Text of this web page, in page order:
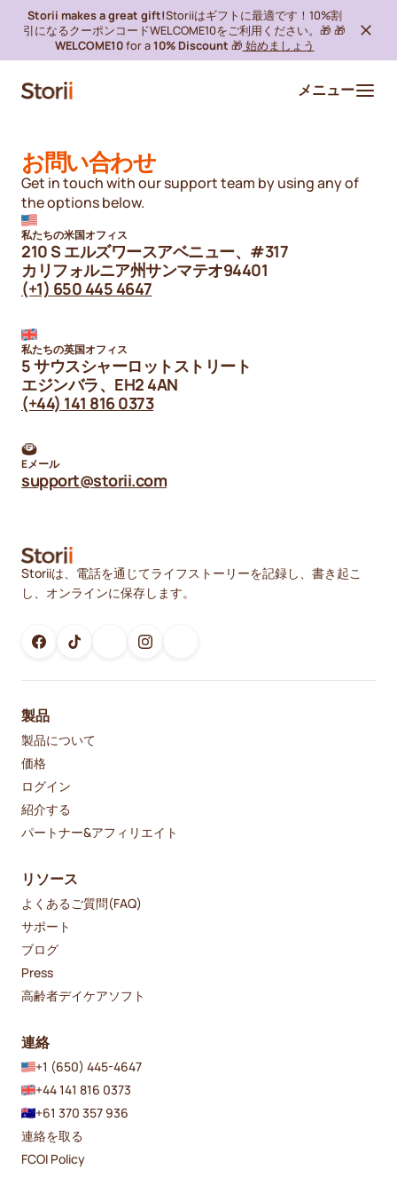
Storii makes a great gift!Storiiはギフトに最適です！10%割
引になるクーポンコードWELCOME10をご利用ください。🎁 🎁
WELCOME10for a10% Discount 🎁 始めましょう
メニュー
お問い合わせ
Get in touch with our support team by using any of
the options below.
私たちの米国オフィス
210 S エルズワースアベニュー、#317
カリフォルニア州サンマテオ94401
(+1) 650 445 4647
私たちの英国オフィス
5 サウスシャーロットストリート
エジンバラ、EH2 4AN
(+44) 141 816 0373
Eメール
support@storii.com
Storiiは、電話を通じてライフストーリーを記録し、書き起こ
し、オンラインに保存します。
製品
製品について
価格
ログイン
紹介する
パートナー&アフィリエイト
リソース
よくあるご質問(FAQ)
サポート
ブログ
Press
高齢者デイケアソフト
連絡
+1 (650) 445-4647
+44 141 816 0373
+61 370 357 936
連絡を取る
FCOI Policy